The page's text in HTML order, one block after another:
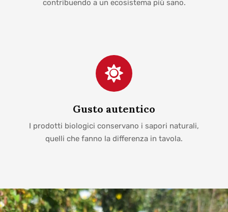
contribuendo a un ecosistema più sano.
Gusto autentico
I prodotti biologici conservano i sapori naturali,
quelli che fanno la differenza in tavola.